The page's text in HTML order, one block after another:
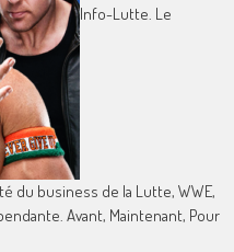
Info-Lutte. Le
du business de la Lutte, WWE,
Avant, Maintenant, Pour